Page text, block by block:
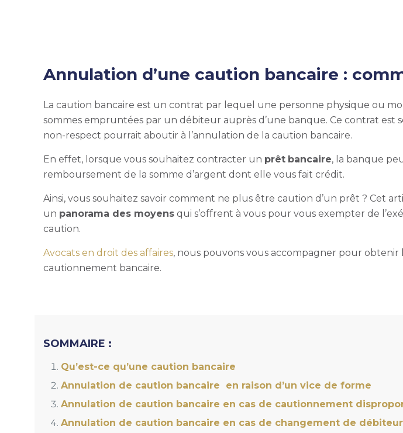
Annulation d’une caution bancaire :
La caution bancaire est un contrat par lequel une personne physique ou
sommes empruntées par un débiteur auprès d’une banque. Ce contrat est
non-respect pourrait aboutir à l’annulation de la caution bancaire.
En effet, lorsque vous souhaitez contracter un prêt bancaire, la banque
remboursement de la somme d’argent dont elle vous fait crédit.
Ainsi, vous souhaitez savoircomment ne plus être caution d’un prêt ? Cet
un panorama des moyens qui s’offrent à vous pour vous exempter de
caution.
Avocats en droit des affaires, nous pouvons vous accompagner pour obtenir
cautionnement bancaire.
SOMMAIRE :
Qu’est-ce qu’une caution bancaire
Annulation de caution bancaire en raison d’un vice de forme
Annulation de caution bancaire en cas de cautionnement
Annulation de caution bancaire en cas de changement de